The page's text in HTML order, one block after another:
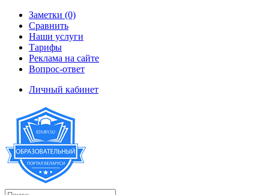
Заметки (0)
Сравнить
Наши услуги
Тарифы
Реклама на сайте
Вопрос-ответ
Личный кабинет